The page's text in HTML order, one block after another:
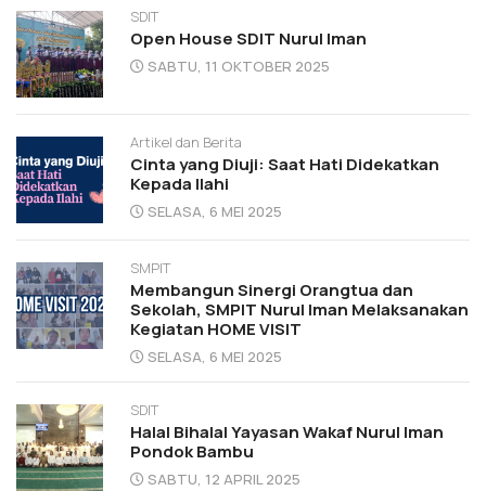
SDIT
Open House SDIT Nurul Iman
SABTU, 11 OKTOBER 2025
Artikel dan Berita
Cinta yang Diuji: Saat Hati Didekatkan
Kepada Ilahi
SELASA, 6 MEI 2025
SMPIT
Membangun Sinergi Orangtua dan
Sekolah, SMPIT Nurul Iman Melaksanakan
Kegiatan HOME VISIT
SELASA, 6 MEI 2025
SDIT
Halal Bihalal Yayasan Wakaf Nurul Iman
Pondok Bambu
SABTU, 12 APRIL 2025